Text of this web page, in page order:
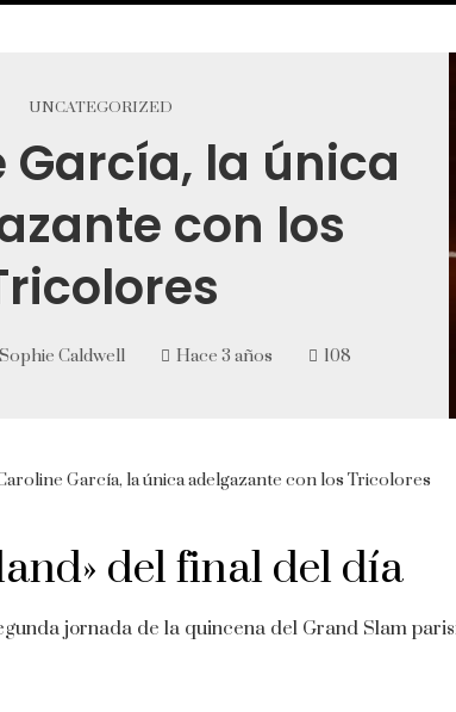
UNCATEGORIZED
García, la única
con los
Sophie Caldwell Hace 3 años 108
García, la única adelgazante con los Tricolores
del final del día
jornada de la quincena del Grand Slam